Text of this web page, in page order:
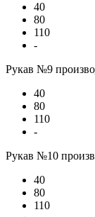
40
80
110
-
Рукав №9
40
80
110
-
Рукав №10
40
80
110